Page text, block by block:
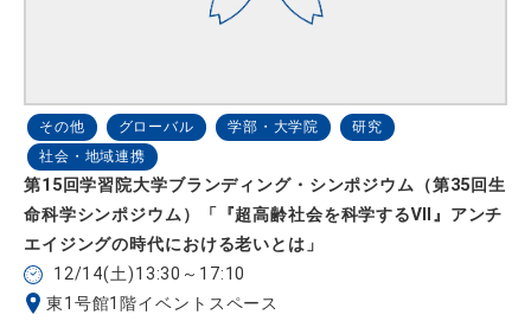
その他 グローバル 学部・大学院
研究
社会・地域連携
第15回学習院大学ブランディング・シンポジウム（第35回生
命科学シンポジウム）「『超高齢社会を科学するⅦ』アンチ
エイジングの時代における老いとは」
12/14(土)13:30～17:10
東1号館1階イベントスペース